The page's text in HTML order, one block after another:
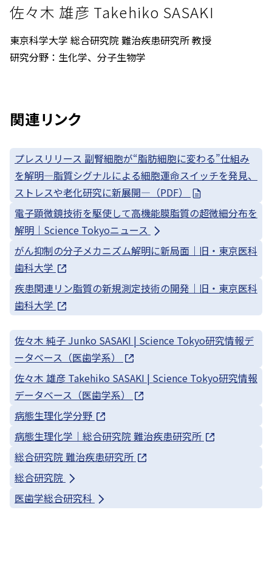
佐々木 雄彦 Takehiko SASAKI
東京科学大学 総合研究院 難治疾患研究所 教授
研究分野：生化学、分子生物学
関連リンク
プレスリリース 副腎細胞が“脂肪細胞に変わる”仕組み
を解明—脂質シグナルによる細胞運命スイッチを発見、
ストレスや老化研究に新展開—（PDF）
電子顕微鏡技術を駆使して高機能膜脂質の超微細分布を
解明｜Science Tokyoニュース
がん抑制の分子メカニズム解明に新局面｜旧・東京医科
歯科大学
疾患関連リン脂質の新規測定技術の開発｜旧・東京医科
歯科大学
佐々木 純子 Junko SASAKI | Science Tokyo研究情報デ
ータベース（医歯学系）
佐々木 雄彦 Takehiko SASAKI | Science Tokyo研究情報
データベース（医歯学系）
病態生理化学分野
病態生理化学｜総合研究院 難治疾患研究所
総合研究院 難治疾患研究所
総合研究院
医歯学総合研究科